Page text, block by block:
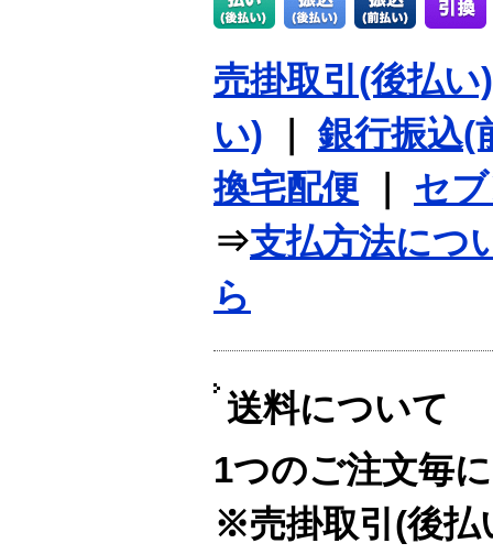
売掛取引(後払い)
い) ｜銀行振込(
換宅配便
セ
⇒支払方法につ
ら
送料について
1つのご注文毎に
※売掛取引(後払